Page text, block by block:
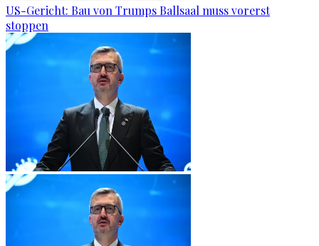
US-Gericht: Bau von Trumps Ballsaal muss vorerst
stoppen